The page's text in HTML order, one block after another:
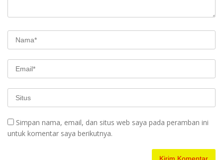
Simpan nama, email, dan situs web saya pada peramban ini
untuk komentar saya berikutnya.